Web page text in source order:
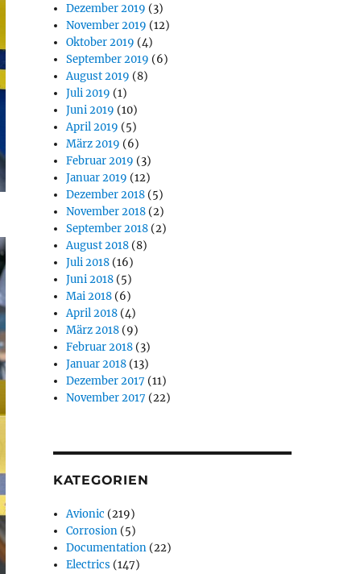
Dezember 2019 (3)
November 2019 (12)
Oktober 2019 (4)
September 2019 (6)
August 2019 (8)
Juli 2019 (1)
Juni 2019 (10)
April 2019 (5)
März 2019 (6)
Februar 2019 (3)
Januar 2019 (12)
Dezember 2018 (5)
November 2018 (2)
September 2018 (2)
August 2018 (8)
Juli 2018 (16)
Juni 2018 (5)
Mai 2018 (6)
April 2018 (4)
März 2018 (9)
Februar 2018 (3)
Januar 2018 (13)
Dezember 2017 (11)
November 2017 (22)
KATEGORIEN
Avionic (219)
Corrosion (5)
Documentation (22)
Electrics (147)